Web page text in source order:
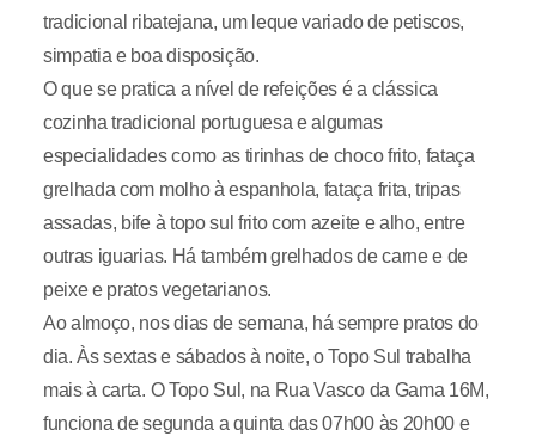
tradicional ribatejana, um leque variado de petiscos,
simpatia e boa disposição.
O que se pratica a nível de refeições é a clássica
cozinha tradicional portuguesa e algumas
especialidades como as tirinhas de choco frito, fataça
grelhada com molho à espanhola, fataça frita, tripas
assadas, bife à topo sul frito com azeite e alho, entre
outras iguarias. Há também grelhados de carne e de
peixe e pratos vegetarianos.
Ao almoço, nos dias de semana, há sempre pratos do
dia. Às sextas e sábados à noite, o Topo Sul trabalha
mais à carta. O Topo Sul, na Rua Vasco da Gama 16M,
funciona de segunda a quinta das 07h00 às 20h00 e